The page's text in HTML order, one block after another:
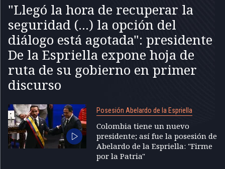
"Llegó la hora de recuperar la
seguridad (...) la opción del
diálogo está agotada": presidente
De la Espriella expone hoja de
ruta de su gobierno en primer
discurso
Posesión Abelardo de la Espriella
Colombia tiene un nuevo
presidente; así fue la posesión de
Abelardo de la Espriella: "Firme
por la Patria"